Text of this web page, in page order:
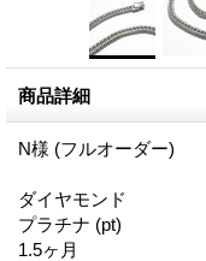
商品詳細
N様 (フルオーダー)
ダイヤモンド
プラチナ (pt)
1.5ヶ月